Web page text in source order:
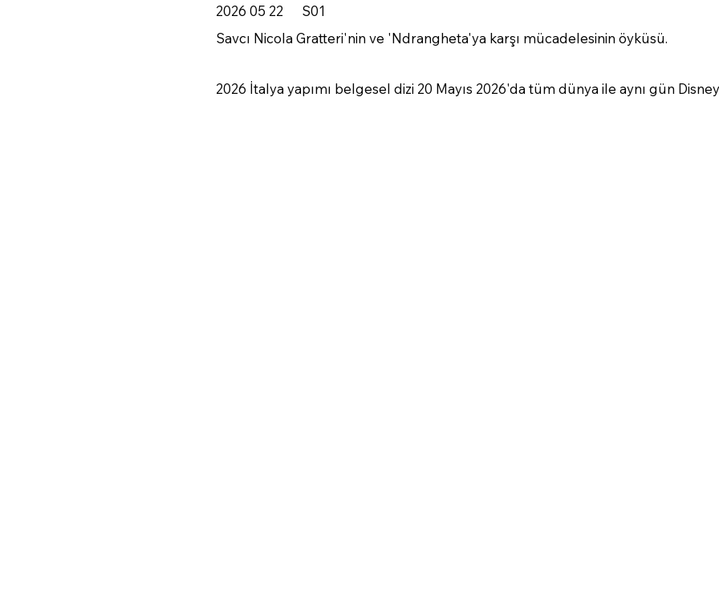
2026 05 22
S01
Savcı Nicola Gratteri'nin ve 'Ndrangheta'ya karşı mücadelesinin öyküsü.
2026 İtalya yapımı belgesel dizi 20 Mayıs 2026'da tüm dünya ile aynı gün